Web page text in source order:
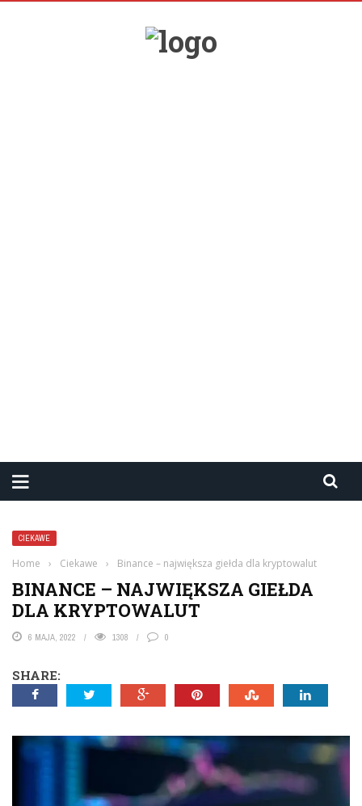
CIEKAWE
Home › Ciekawe › Binance – największa giełda dla kryptowalut
BINANCE – NAJWIĘKSZA GIEŁDA
DLA KRYPTOWALUT
6 MAJA, 2022 1308 0
SHARE: